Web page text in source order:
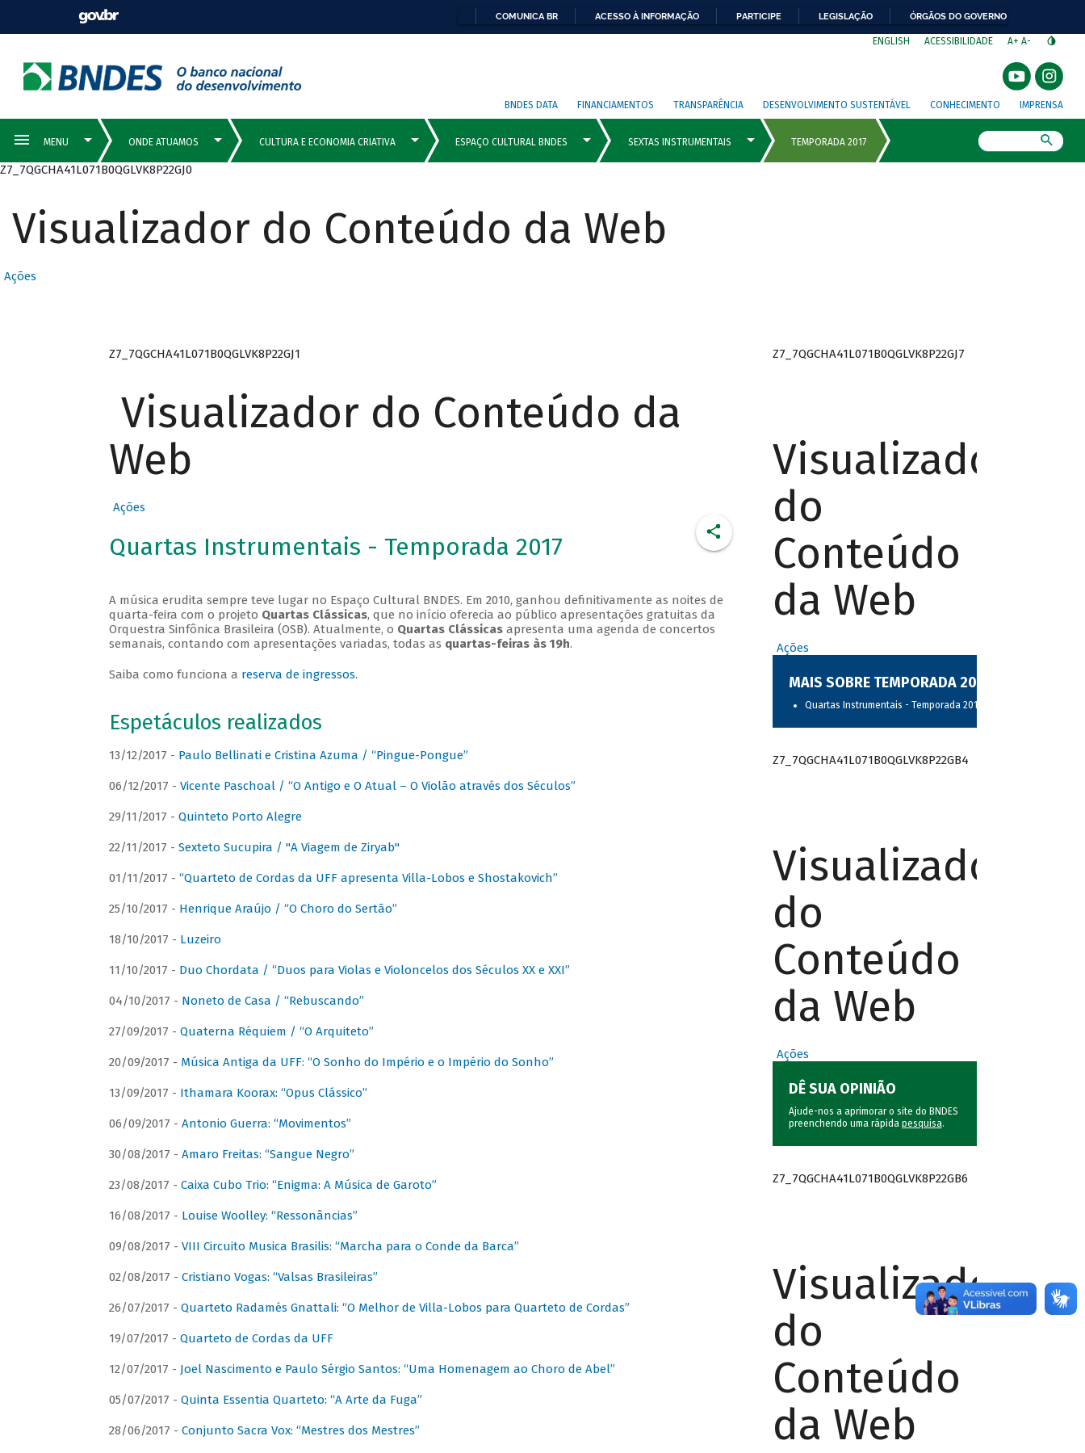
COMUNICA BR ACESSO À INFORMAÇÃO PARTICIPE LEGISLAÇÃO ÓRGÃOS DO GOVERNO
ENGLISH ACESSIBILIDADE A+ A-
BNDES DATA FINANCIAMENTOS TRANSPARÊNCIA DESENVOLVIMENTO SUSTENTÁVEL CONHECIMENTO IMPRENSA
Z7_7QGCHA41L071B0QGLVK8P22GJ0
Visualizador do Conteúdo da Web
Ações
Z7_7QGCHA41L071B0QGLVK8P22GJ1
Visualizador do Conteúdo da
Web
Ações
Quartas Instrumentais - Temporada 2017
A música erudita sempre teve lugar no Espaço Cultural BNDES. Em 2010, ganhou definitivamente as noites de
quarta-feira com o projeto Quartas Clássicas, que no início oferecia ao público apresentações gratuitas da
Orquestra Sinfônica Brasileira (OSB). Atualmente, o Quartas Clássicasapresenta uma agenda de concertos
semanais, contando com apresentações variadas, todas as quartas-feiras às 19h.
Saiba como funciona a reserva de ingressos.
Espetáculos realizados
13/12/2017 - Paulo Bellinati e Cristina Azuma / “Pingue-Pongue”
06/12/2017 - Vicente Paschoal / “O Antigo e O Atual – O Violão através dos Séculos”
29/11/2017 - Quinteto Porto Alegre
22/11/2017 - Sexteto Sucupira / "A Viagem de Ziryab"
01/11/2017 - “Quarteto de Cordas da UFF apresenta Villa-Lobos e Shostakovich”
25/10/2017 - Henrique Araújo / “O Choro do Sertão”
18/10/2017 - Luzeiro
11/10/2017 - Duo Chordata / “Duos para Violas e Violoncelos dos Séculos XX e XXI”
04/10/2017 - Noneto de Casa / “Rebuscando”
27/09/2017 - Quaterna Réquiem / “O Arquiteto”
20/09/2017 - Música Antiga da UFF: “O Sonho do Império e o Império do Sonho”
13/09/2017 - Ithamara Koorax: “Opus Clássico”
06/09/2017 - Antonio Guerra: “Movimentos”
30/08/2017 - Amaro Freitas: “Sangue Negro”
23/08/2017 - Caixa Cubo Trio: “Enigma: A Música de Garoto”
16/08/2017 - Louise Woolley: “Ressonâncias”
09/08/2017 - VIII Circuito Musica Brasilis: “Marcha para o Conde da Barca”
02/08/2017 - Cristiano Vogas: “Valsas Brasileiras”
26/07/2017 - Quarteto Radamés Gnattali: “O Melhor de Villa-Lobos para Quarteto de Cordas”
19/07/2017 - Quarteto de Cordas da UFF
12/07/2017 - Joel Nascimento e Paulo Sérgio Santos: “Uma Homenagem ao Choro de Abel”
05/07/2017 - Quinta Essentia Quarteto: “A Arte da Fuga”
28/06/2017 - Conjunto Sacra Vox: “Mestres dos Mestres”
Z7_7QGCHA41L071B0QGLVK8P22GJ7
Visualizador
do
Conteúdo
da Web
Ações
MAIS SOBRE TEMPORADA 2017
Quartas Instrumentais - Temporada 2017
Z7_7QGCHA41L071B0QGLVK8P22GB4
Visualizador
do
Conteúdo
da Web
Ações
DÊ SUA OPINIÃO
Ajude-nos a aprimorar o site do BNDES
preenchendo uma rápida pesquisa.
Z7_7QGCHA41L071B0QGLVK8P22GB6
Visualizador
do
Conteúdo
da Web